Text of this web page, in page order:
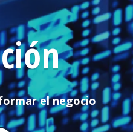
el negocio